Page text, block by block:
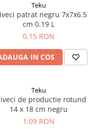
Teku
patrat negru 7x7x6.5
cm 0.19 L
0,15 RON
IN COS
Teku
de productie rotund
14 x 18 cm negru
1,09 RON